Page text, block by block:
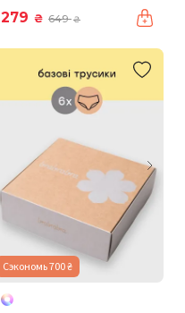
279 ₴ 649₴
Сэкономь 700 ₴